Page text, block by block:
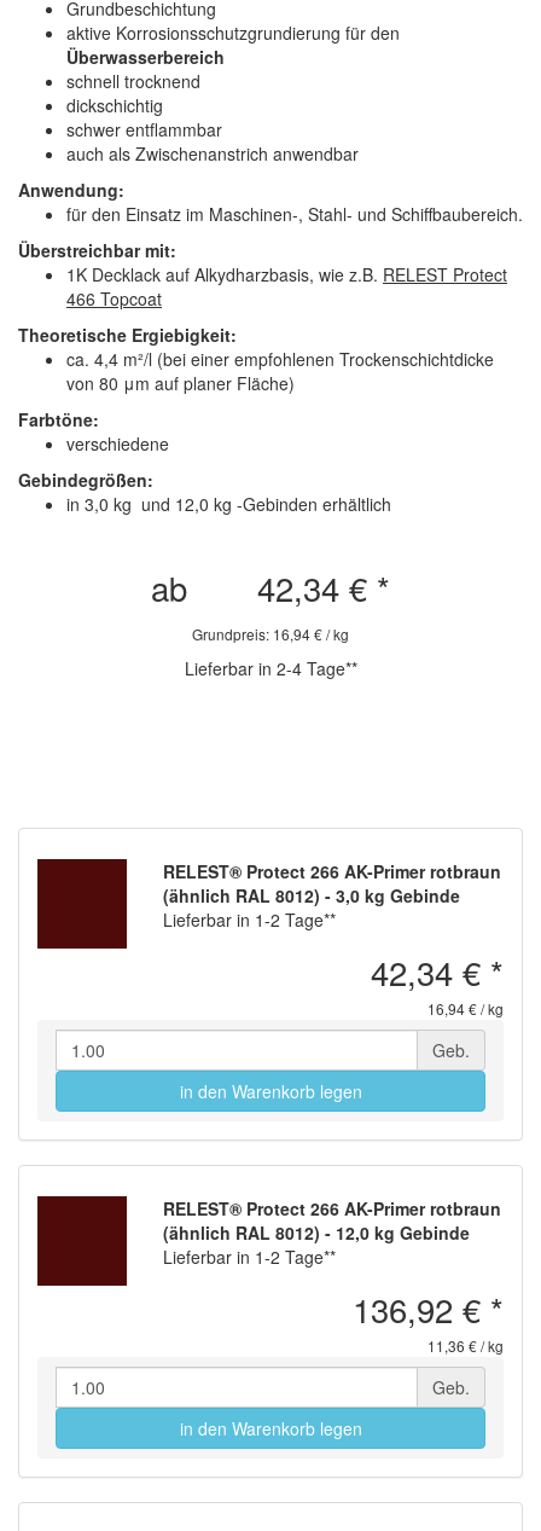
Grundbeschichtung
aktive Korrosionsschutzgrundierung für den
Überwasserbereich
schnell trocknend
dickschichtig
schwer entflammbar
auch als Zwischenanstrich anwendbar
Anwendung:
für den Einsatz im Maschinen-, Stahl- und Schiffbaubereich.
Überstreichbar mit:
1K Decklack auf Alkydharzbasis, wie z.B. RELEST Protect
466 Topcoat
Theoretische Ergiebigkeit:
ca. 4,4 m²/l (bei einer empfohlenen Trockenschichtdicke
von 80 μm auf planer Fläche)
Farbtöne:
verschiedene
Gebindegrößen:
in 3,0 kg und 12,0 kg -Gebinden erhältlich
ab 42,34 € *
Grundpreis: 16,94 € / kg
Lieferbar in 2-4 Tage**
RELEST® Protect 266 AK-Primer rotbraun
(ähnlich RAL 8012) - 3,0 kg Gebinde
Lieferbar in 1-2 Tage**
42,34 € *
16,94 € / kg
Geb.
in den Warenkorb legen
RELEST® Protect 266 AK-Primer rotbraun
(ähnlich RAL 8012) - 12,0 kg Gebinde
Lieferbar in 1-2 Tage**
136,92 € *
11,36 € / kg
Geb.
in den Warenkorb legen